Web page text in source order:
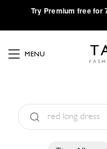
·Try Premium free for
MENU